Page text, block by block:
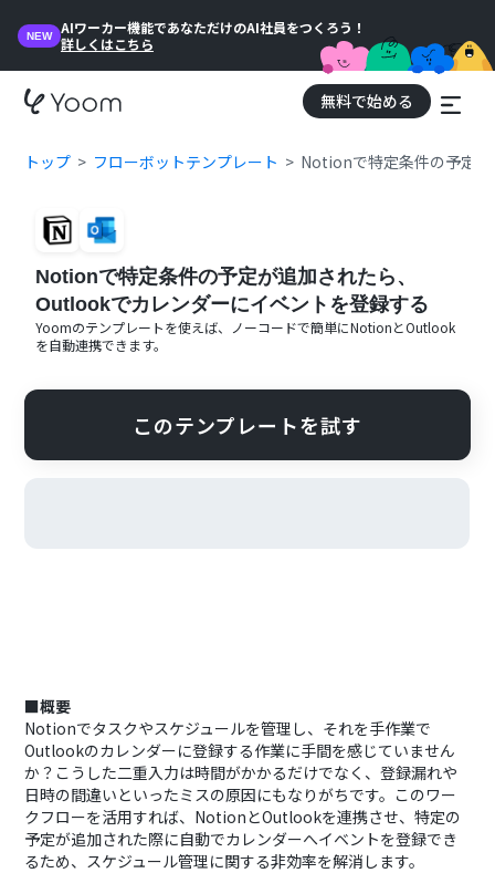
NEW
AIワーカー機能であなただけのAI社員をつくろう！
詳しくはこちら
無料で始める
トップ フローボットテンプレート Notionで特定条件の予定
Notionで特定条件の予定が追加されたら、
Outlookでカレンダーにイベントを登録する
Yoomのテンプレートを使えば、ノーコードで簡単にNotionとOutlook
を自動連携できます。
このテンプレートを試す
■概要
Notionでタスクやスケジュールを管理し、それを手作業で
Outlookのカレンダーに登録する作業に手間を感じていません
か？こうした二重入力は時間がかかるだけでなく、登録漏れや
日時の間違いといったミスの原因にもなりがちです。このワー
クフローを活用すれば、NotionとOutlookを連携させ、特定の
予定が追加された際に自動でカレンダーへイベントを登録でき
るため、スケジュール管理に関する非効率を解消します。